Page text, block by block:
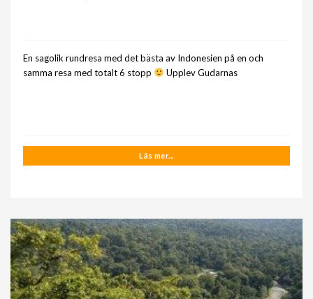
En sagolik rundresa med det bästa av Indonesien på en och
samma resa med totalt 6 stopp
Upplev Gudarnas
Läs mer...